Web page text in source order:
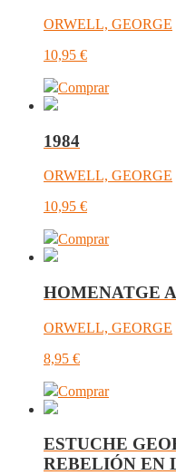
ORWELL, GEORGE
10,95 €
Comprar
1984
ORWELL, GEORGE
10,95 €
Comprar
HOMENATGE
ORWELL, GEORGE
8,95 €
Comprar
ESTUCHE
REBELIÓN EN